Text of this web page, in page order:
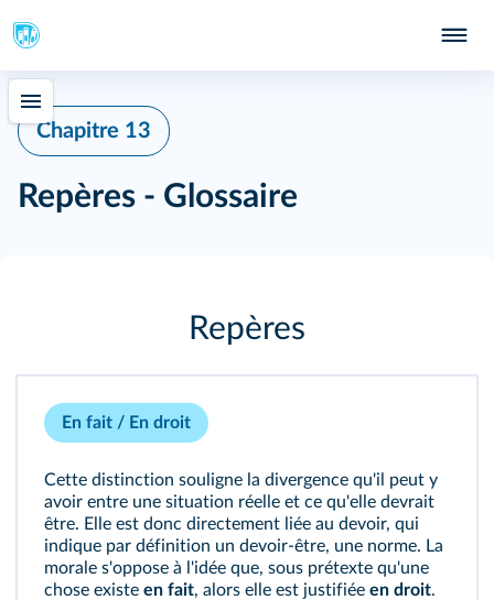
Chapitre 13
Repères - Glossaire
Repères
En fait / En droit
Cette distinction souligne la divergence qu'il peut y
avoir entre une situation réelle et ce qu'elle devrait
être. Elle est donc directement liée au devoir, qui
indique par définition un devoir-être, une norme. La
morale s'oppose à l'idée que, sous prétexte qu'une
chose existe en fait, alors elle est justifiée en droit.